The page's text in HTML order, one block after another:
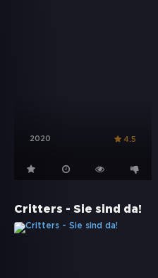
2020 4.5
Critters - Sie sind da!